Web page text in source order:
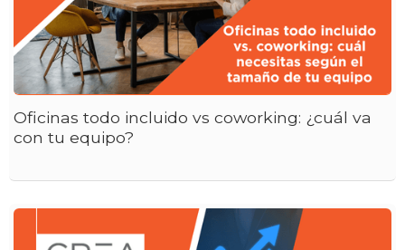
Oficinas todo incluido vs coworking: ¿cuál va
con tu equipo?